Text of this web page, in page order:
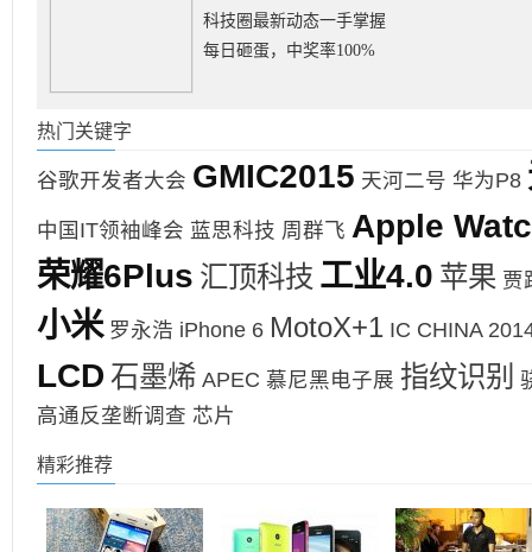
科技圈最新动态一手掌握
每日砸蛋，中奖率100%
热门关键字
谷歌开发者大会 GMIC2015 天河二号 华为P8
中国IT领袖峰会 蓝思科技 周群飞 Apple
荣耀6Plus 汇顶科技 工业4.0 苹果 贾
小米 罗永浩 iPhone 6 MotoX+1 IC CHINA
LCD 石墨烯 APEC 慕尼黑电子展 指纹识别
高通反垄断调查 芯片
精彩推荐